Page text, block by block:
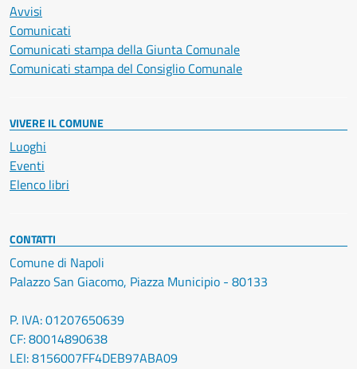
Avvisi
Comunicati
Comunicati stampa della Giunta Comunale
Comunicati stampa del Consiglio Comunale
VIVERE IL COMUNE
Luoghi
Eventi
Elenco libri
CONTATTI
Comune di Napoli
Palazzo San Giacomo, Piazza Municipio - 80133
P. IVA: 01207650639
CF: 80014890638
LEI: 8156007FF4DEB97ABA09